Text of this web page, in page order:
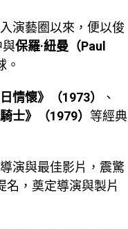
演藝圈以來，便以俊
與保羅·紐曼（Paul
。
日情懷》（1973）
、
騎士》（1979） 等經典
演與最佳影片，震驚
名，奠定導演與製片